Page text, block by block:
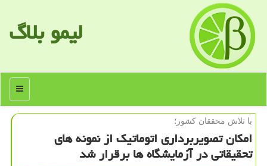
لیمو بلاگ
منو
با تلاش محققان كشور؛
امكان تصویربرداری اتوماتیك از نمونه های
تحقیقاتی در آزمایشگاه ها برقرار شد